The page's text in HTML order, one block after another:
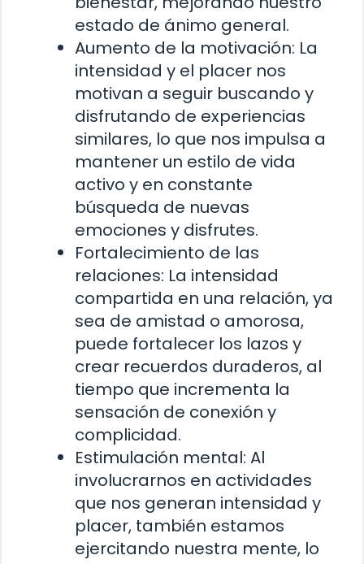
estado de ánimo general.
Aumento de la motivación: La
intensidad y el placer nos
motivan a seguir buscando y
disfrutando de experiencias
similares, lo que nos impulsa a
mantener un estilo de vida
activo y en constante
búsqueda de nuevas
emociones y disfrutes.
Fortalecimiento de las
relaciones: La intensidad
compartida en una relación, ya
sea de amistad o amorosa,
puede fortalecer los lazos y
crear recuerdos duraderos, al
tiempo que incrementa la
sensación de conexión y
complicidad.
Estimulación mental: Al
involucrarnos en actividades
que nos generan intensidad y
placer, también estamos
ejercitando nuestra mente, lo